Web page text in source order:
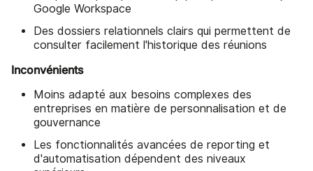
Google Workspace
Des dossiers relationnels clairs qui permettent de
consulter facilement l'historique des réunions
Inconvénients
Moins adapté aux besoins complexes des
entreprises en matière de personnalisation et de
gouvernance
Les fonctionnalités avancées de reporting et
d'automatisation dépendent des niveaux